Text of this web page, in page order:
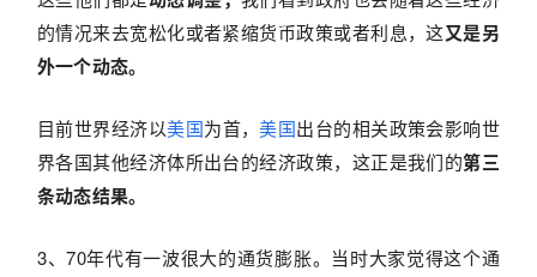
的情况来去宽松化或者紧缩货币政策或者利息，这又是另
外一个动态。
目前世界经济以美国为首，美国出台的相关政策会影响世
界各国其他经济体所出台的经济政策，这正是我们的第三
条动态结果。
3、70年代有一波很大的通货膨胀。当时大家觉得这个通